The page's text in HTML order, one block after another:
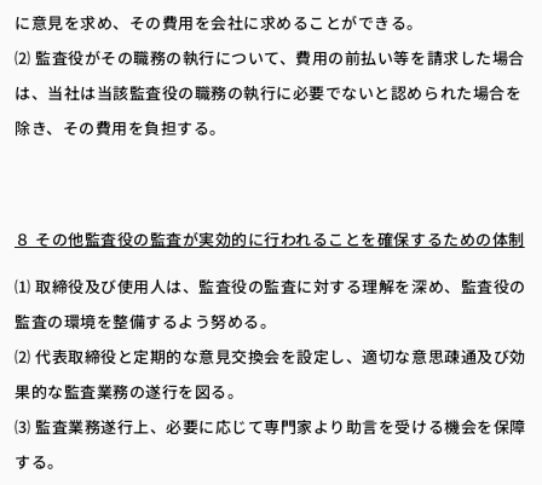
に意見を求め、その費用を会社に求めることができる。
⑵ 監査役がその職務の執行について、費用の前払い等を請求した場合
は、当社は当該監査役の職務の執行に必要でないと認められた場合を
除き、その費用を負担する。
８ その他監査役の監査が実効的に行われることを確保するための体制
⑴ 取締役及び使用人は、監査役の監査に対する理解を深め、監査役の
監査の環境を整備するよう努める。
⑵ 代表取締役と定期的な意見交換会を設定し、適切な意思疎通及び効
果的な監査業務の遂行を図る。
⑶ 監査業務遂行上、必要に応じて専門家より助言を受ける機会を保障
する。